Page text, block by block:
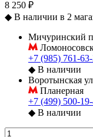
8 250 ₽
◆ В наличии в 2
Мичуринский
+7 (985) 761-
◆ В наличии
Воротынская
Планерная
+7 (499) 500-
◆ В наличии